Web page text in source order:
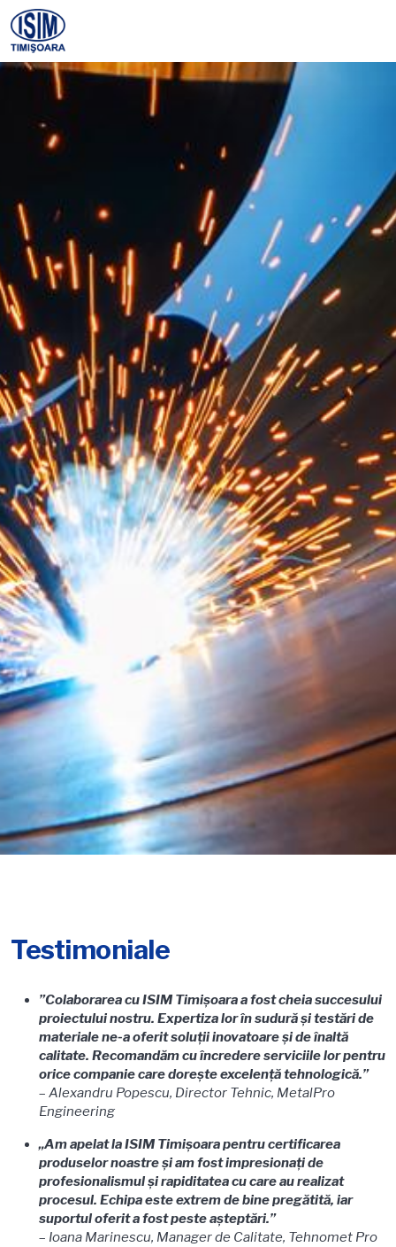
Testimoniale
”Colaborarea cu ISIM Timișoara a fost cheia succesului
proiectului nostru. Expertiza lor în sudură și testări de
materiale ne-a oferit soluții inovatoare și de înaltă
calitate. Recomandăm cu încredere serviciile lor pentru
orice companie care dorește excelență tehnologică.”
– Alexandru Popescu, Director Tehnic, MetalPro
Engineering
„Am apelat la ISIM Timișoara pentru certificarea
produselor noastre și am fost impresionați de
profesionalismul și rapiditatea cu care au realizat
procesul. Echipa este extrem de bine pregătită, iar
suportul oferit a fost peste așteptări.”
– Ioana Marinescu, Manager de Calitate, Tehnomet Pro